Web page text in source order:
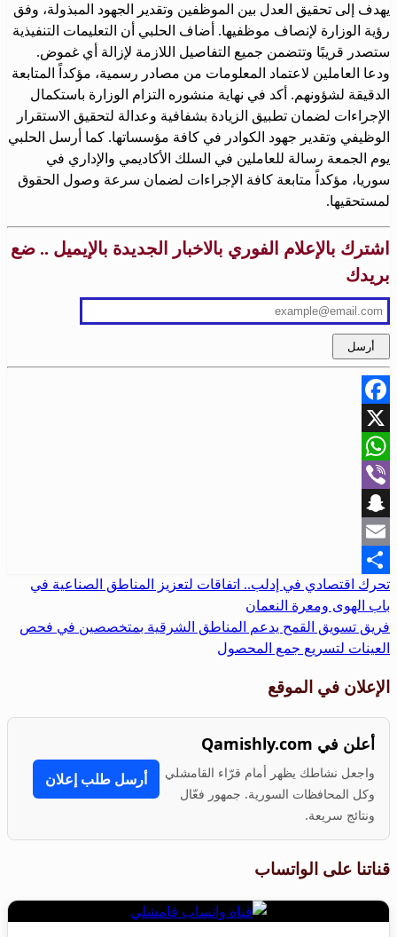
يهدف إلى تحقيق العدل بين الموظفين وتقدير الجهود المبذولة، وفق
رؤية الوزارة لإنصاف موظفيها. أضاف الحلبي أن التعليمات التنفيذية
ستصدر قريبًا وتتضمن جميع التفاصيل اللازمة لإزالة أي غموض.
ودعا العاملين لاعتماد المعلومات من مصادر رسمية، مؤكداً المتابعة
الدقيقة لشؤونهم. أكد في نهاية منشوره التزام الوزارة باستكمال
الإجراءات لضمان تطبيق الزيادة بشفافية وعدالة لتحقيق الاستقرار
الوظيفي وتقدير جهود الكوادر في كافة مؤسساتها. كما أرسل الحلبي
يوم الجمعة رسالة للعاملين في السلك الأكاديمي والإداري في
سوريا، مؤكداً متابعة كافة الإجراءات لضمان سرعة وصول الحقوق
لمستحقيها.
اشترك بالإعلام الفوري بالاخبار الجديدة بالإيميل .. ضع
بريدك
Facebook
X
WhatsApp
Viber
Snapchat
Email
Share
تحرك اقتصادي في إدلب.. اتفاقات لتعزيز المناطق الصناعية في
باب الهوى ومعرة النعمان
فريق تسويق القمح يدعم المناطق الشرقية بمتخصصين في فحص
العينات لتسريع جمع ‌‏المحصول
الإعلان في الموقع
أعلن في Qamishly.com
واجعل نشاطك يظهر أمام قرّاء القامشلي
وكل المحافظات السورية. جمهور فعّال
ونتائج سريعة.
أرسل طلب إعلان
قناتنا على الواتساب